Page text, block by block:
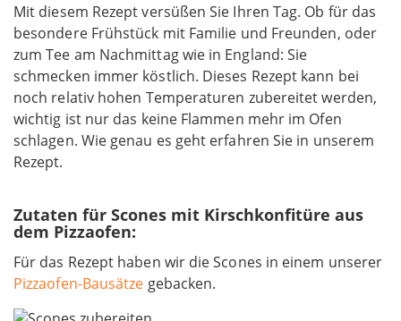
Mit diesem Rezept versüßen Sie Ihren Tag. Ob für das
besondere Frühstück mit Familie und Freunden, oder
zum Tee am Nachmittag wie in England: Sie
schmecken immer köstlich. Dieses Rezept kann bei
noch relativ hohen Temperaturen zubereitet werden,
wichtig ist nur das keine Flammen mehr im Ofen
schlagen. Wie genau es geht erfahren Sie in unserem
Rezept.
Zutaten für Scones mit Kirschkonfitüre aus
dem Pizzaofen:
Für das Rezept haben wir die Scones in einem unserer
Pizzaofen-Bausätze gebacken.